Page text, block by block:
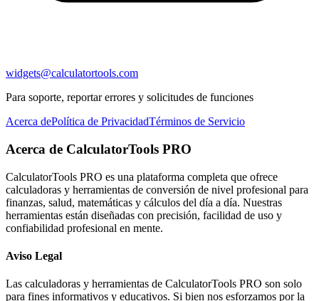
widgets@calculatortools.com
Para soporte, reportar errores y solicitudes de funciones
Acerca dePolítica de PrivacidadTérminos de Servicio
Acerca de CalculatorTools PRO
CalculatorTools PRO es una plataforma completa que ofrece
calculadoras y herramientas de conversión de nivel profesional para
finanzas, salud, matemáticas y cálculos del día a día. Nuestras
herramientas están diseñadas con precisión, facilidad de uso y
confiabilidad profesional en mente.
Aviso Legal
Las calculadoras y herramientas de CalculatorTools PRO son solo
para fines informativos y educativos. Si bien nos esforzamos por la